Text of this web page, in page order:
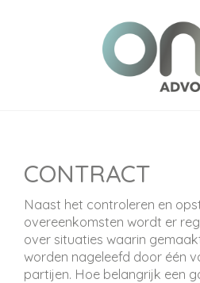
CONTRACT
Naast het controleren en
overeenkomsten wordt er
over situaties waarin
worden nageleefd door één
partijen. Hoe belangrijk een